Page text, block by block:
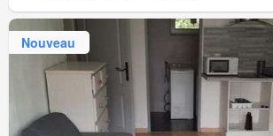
Nouveau